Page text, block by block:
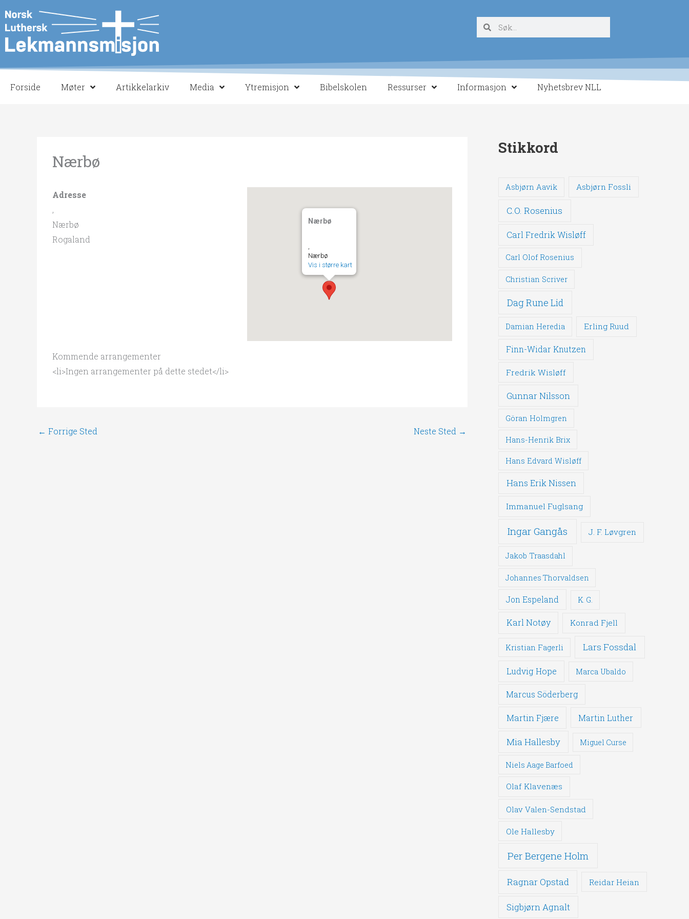
rett
til
innholdet
SøkSøk
Forside Møter Artikkelarkiv Media Ytremisjon Bibelskolen Ressurser Informasjon Nyhetsbrev NLL
Nærbø
Nærbø
,
Nærbø
Vis i større kart
Adresse
,
Nærbø
Rogaland
Kommende arrangementer
<li>Ingen arrangementer på dette stedet</li>
← Forrige Sted Neste Sted →
Stikkord
Asbjørn Aavik Asbjørn Fossli
C.O. Rosenius
Carl Fredrik Wisløff
Carl Olof Rosenius
Christian Scriver
Dag Rune Lid
Damian Heredia Erling Ruud
Finn-Widar Knutzen
Fredrik Wisløff
Gunnar Nilsson
Göran Holmgren
Hans-Henrik Brix
Hans Edvard Wisløff
Hans Erik Nissen
Immanuel Fuglsang
Ingar Gangås J. F. Løvgren
Jakob Traasdahl
Johannes Thorvaldsen
Jon Espeland K. G.
Karl Notøy Konrad Fjell
Kristian Fagerli Lars Fossdal
Ludvig Hope Marca Ubaldo
Marcus Söderberg
Martin Fjære Martin Luther
Mia Hallesby Miguel Curse
Niels Aage Barfoed
Olaf Klavenæs
Olav Valen-Sendstad
Ole Hallesby
Per Bergene Holm
Ragnar Opstad Reidar Heian
Sigbjørn Agnalt